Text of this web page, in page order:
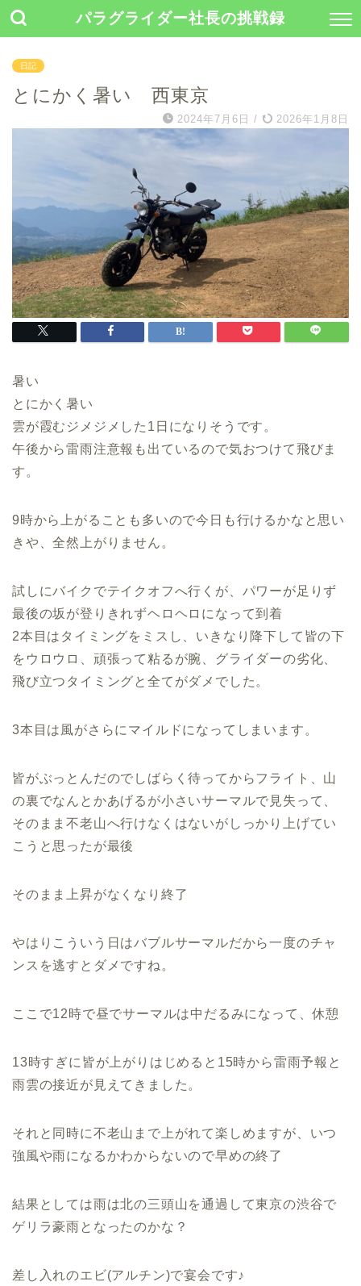
パラグライダー社長の挑戦録
日記
とにかく暑い 西東京
2024年7月6日 / 2026年1月8日
暑い
とにかく暑い
雲が霞むジメジメした1日になりそうです。
午後から雷雨注意報も出ているので気おつけて飛びま
す。
9時から上がることも多いので今日も行けるかなと思い
きや、全然上がりません。
試しにバイクでテイクオフへ行くが、パワーが足りず
最後の坂が登りきれずヘロヘロになって到着
2本目はタイミングをミスし、いきなり降下して皆の下
をウロウロ、頑張って粘るが腕、グライダーの劣化、
飛び立つタイミングと全てがダメでした。
3本目は風がさらにマイルドになってしまいます。
皆がぶっとんだのでしばらく待ってからフライト、山
の裏でなんとかあげるが小さいサーマルで見失って、
そのまま不老山へ行けなくはないがしっかり上げてい
こうと思ったが最後
そのまま上昇がなくなり終了
やはりこういう日はバブルサーマルだから一度のチャ
ンスを逃すとダメですね。
ここで12時で昼でサーマルは中だるみになって、休憩
13時すぎに皆が上がりはじめると15時から雷雨予報と
雨雲の接近が見えてきました。
それと同時に不老山まで上がれて楽しめますが、いつ
強風や雨になるかわからないので早めの終了
結果としては雨は北の三頭山を通過して東京の渋谷で
ゲリラ豪雨となったのかな？
差し入れのエビ(アルチン)で宴会です♪